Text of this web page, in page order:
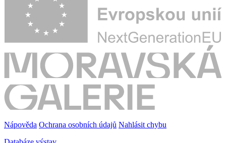
Nápověda Ochrana osobních údajů Nahlásit chybu